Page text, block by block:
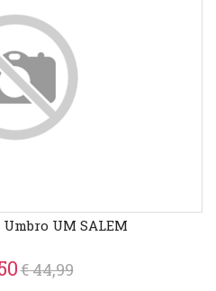
UM SALEM
€ 44,99